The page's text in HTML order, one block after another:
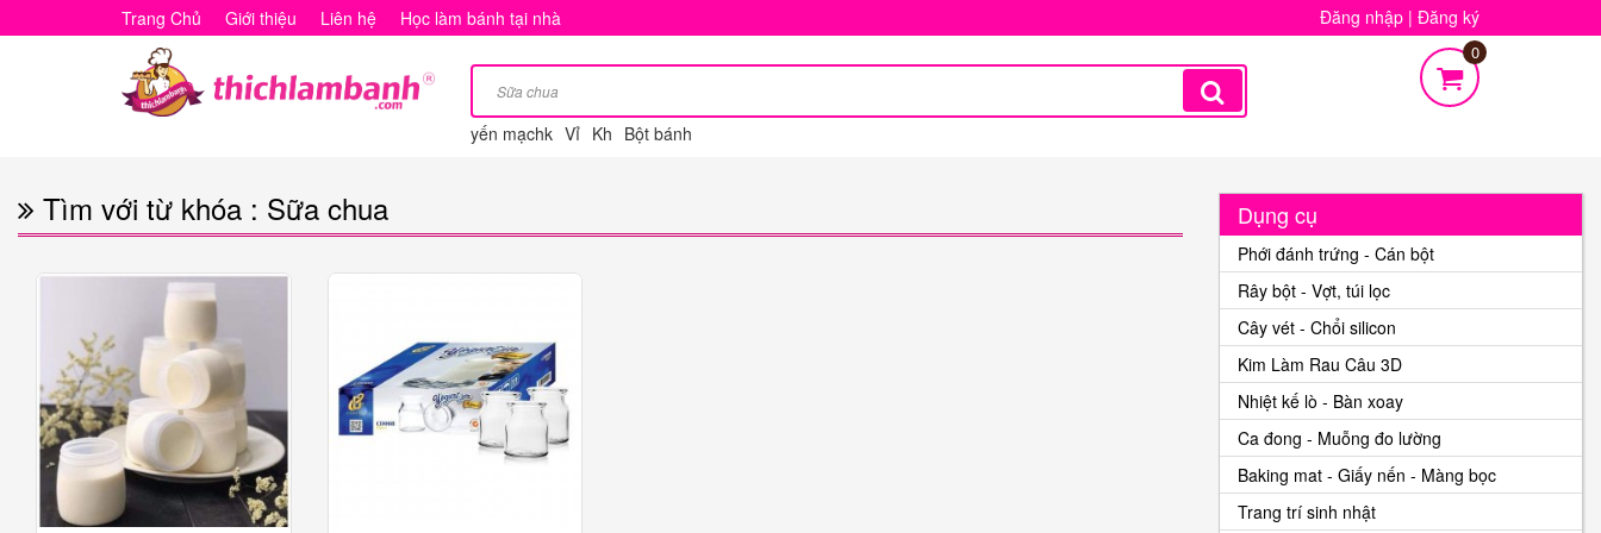
Tìm
Sữa
Trang Chủ Giới thiệu Liên hệ Học làm bánh tại nhà Đăng nhập | Đăng ký
yến mạchk Vỉ Kh Bột bánh
0
Tìm với từ khóa : Sữa chua Dụng cụ
Phới đánh trứng - Cán bột
Rây bột - Vợt, túi lọc
Cây vét - Chổi silicon
Kim Làm Rau Câu 3D
Nhiệt kế lò - Bàn xoay
Ca đong - Muỗng đo lường
Baking mat - Giấy nến - Màng bọc
Trang trí sinh nhật